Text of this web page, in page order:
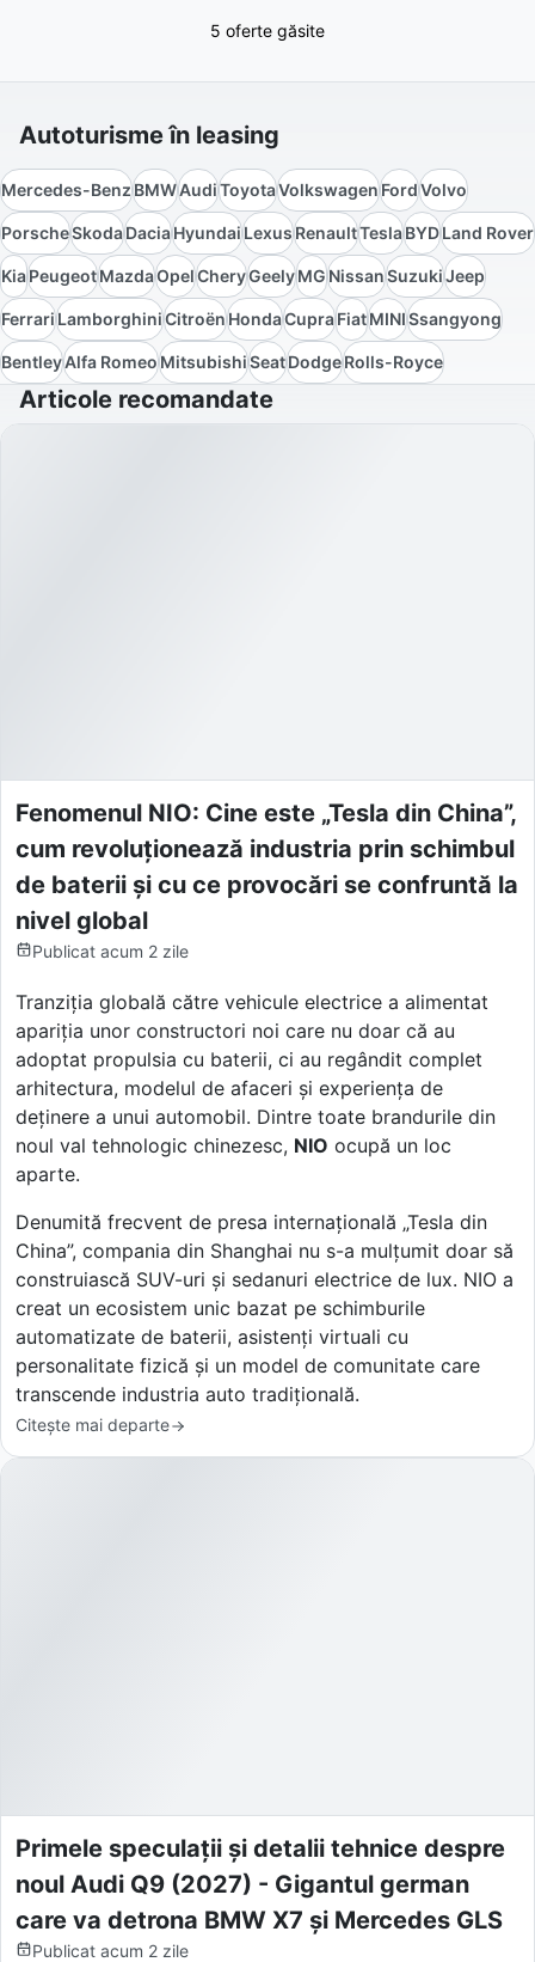
5 oferte găsite
Autoturisme în leasing
Mercedes-BenzBMWAudiToyotaVolkswagenFordVolvo
PorscheSkodaDaciaHyundaiLexusRenaultTeslaBYDLand Rover
KiaPeugeotMazdaOpelCheryGeelyMGNissanSuzukiJeep
FerrariLamborghiniCitroënHondaCupraFiatMINISsangyong
BentleyAlfa RomeoMitsubishiSeatDodgeRolls-Royce
Articole recomandate
Fenomenul NIO: Cine este „Tesla din China”,
cum revoluționează industria prin schimbul
de baterii și cu ce provocări se confruntă la
nivel global
Publicat acum 2 zile
Tranziția globală către vehicule electrice a alimentat
apariția unor constructori noi care nu doar că au
adoptat propulsia cu baterii, ci au regândit complet
arhitectura, modelul de afaceri și experiența de
deținere a unui automobil. Dintre toate brandurile din
noul val tehnologic chinezesc, NIO ocupă un loc
aparte.
Denumită frecvent de presa internațională „Tesla din
China”, compania din Shanghai nu s-a mulțumit doar să
construiască SUV-uri și sedanuri electrice de lux. NIO a
creat un ecosistem unic bazat pe schimburile
automatizate de baterii, asistenți virtuali cu
personalitate fizică și un model de comunitate care
transcende industria auto tradițională.
Citește mai departe
Primele speculații și detalii tehnice despre
noul Audi Q9 (2027) - Gigantul german
care va detrona BMW X7 și Mercedes GLS
Publicat acum 2 zile